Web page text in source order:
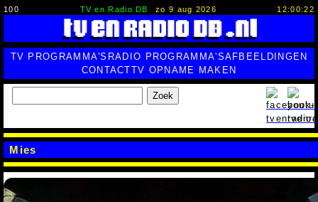
100 TV en Radio DB zo 9 aug 2026 12:00:23
TV PROGRAMMA'S RADIO PROGRAMMA'SAFBEELDINGEN
CONTACTTV OPNAME MAKEN
Zoek
Mies